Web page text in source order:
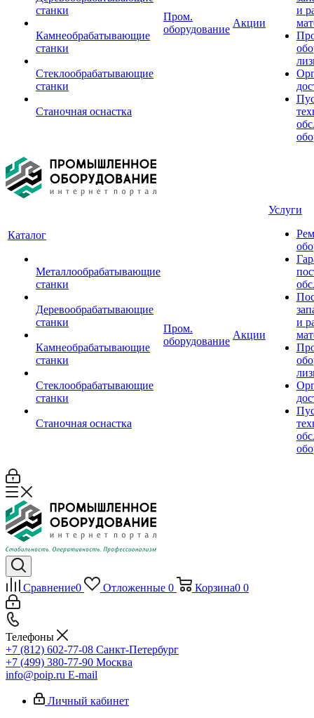
станки
Камнеобрабатывающие
станки
Стеклообрабатывающие
станки
Станочная оснастка
Пром.
оборудование
Акции
и
Каталог
Металлообрабатывающие
станки
Деревообрабатывающие
станки
Камнеобрабатывающие
станки
Стеклообрабатывающие
станки
Станочная оснастка
Пром.
оборудование
Акции
Услуги
и
Сравнение0 Отложенные 0 Корзина0 0
Телефоны
+7 (812) 602-77-08 Санкт-Петербург
+7 (499) 380-77-90 Москва
info@poip.ru E-mail
Личный кабинет